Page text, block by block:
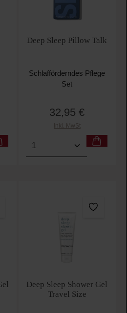
den gewünschten Wert ein
Deep Sleep Pillow Talk
Schlafförderndes Pflege
Set
Regulärer Preis:
32,95 €
Inkl. MwSt
Produkt Anzahl: Gib
Deep Sleep Shower Gel
Travel Size